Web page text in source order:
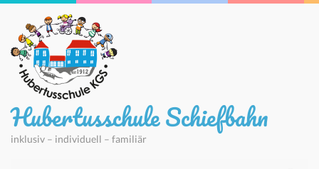
Hubertusschule Schiefbahn
inklusiv – individuell – familiär